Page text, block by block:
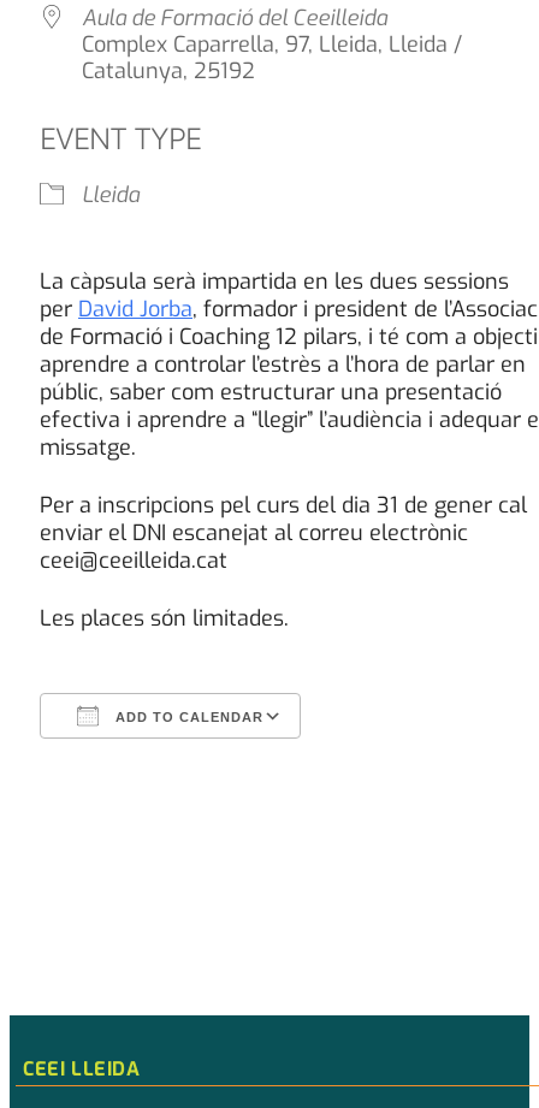
Aula de Formació del Ceeilleida
Complex Caparrella, 97, Lleida, Lleida /
Catalunya, 25192
EVENT TYPE
Lleida
La càpsula serà impartida en les dues sessions
per David Jorba, formador i president de
de Formació i Coaching 12 pilars, i té com a
aprendre a controlar l’estrès a l’hora de parlar en
públic, saber com estructurar una presentació
efectiva i aprendre a “llegir” l’audiència i adequar
missatge.
Per a inscripcions pel curs del dia 31 de gener cal
enviar el DNI escanejat al correu electrònic
ceei@ceeilleida.cat
Les places són limitades.
ADD TO CALENDAR
CEEI LLEIDA